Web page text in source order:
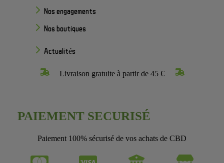
Nos engagements
Nos boutiques
Actualités
Livraison gratuite à partir de 45 €
PAIEMENT SECURISÉ
Paiement 100% sécurisé de vos achats de CBD